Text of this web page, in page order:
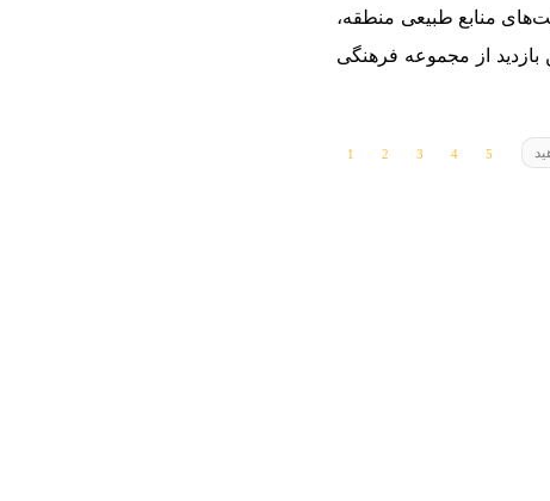
منابع طبیعی منطقه،
از مجموعه فرهنگی